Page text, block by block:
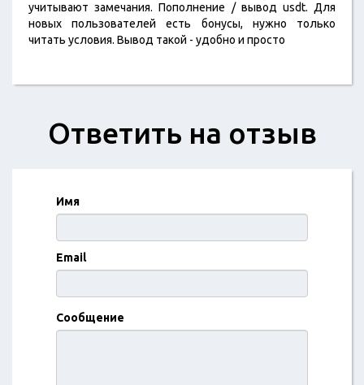
учитывают замечания. Пополнение / вывод usdt. Для
новых пользователей есть бонусы, нужно только
читать условия. Вывод такой - удобно и просто
Ответить на отзыв
Имя
Email
Сообщение